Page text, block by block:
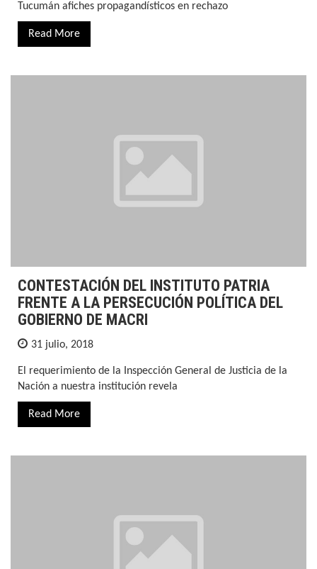
Tucumán afiches propagandísticos en rechazo
Read More
CONTESTACIÓN DEL INSTITUTO PATRIA
FRENTE A LA PERSECUCIÓN POLÍTICA DEL
GOBIERNO DE MACRI
31 julio, 2018
El requerimiento de la Inspección General de Justicia de la
Nación a nuestra institución revela
Read More